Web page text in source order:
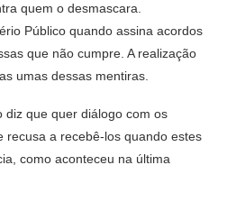
quem o desmascara.
Público quando assina acordos
que não cumpre. A realização
umas dessas mentiras.
diz que quer diálogo com os
recusa a recebê-los quando estes
como aconteceu na última